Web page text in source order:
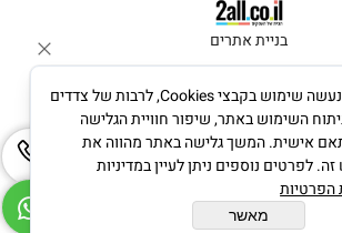
בניית אתרים
לידיעתך, באתרנו נעשה שימוש בקבצי Cookies, לרבות של צדדים
השימוש באתר, שיפור חוויית הגלישה
אישית. המשך גלישה באתר מהווה את
לפרטים נוספים ניתן לעיין במדיניות
הפרטיות
מאשר